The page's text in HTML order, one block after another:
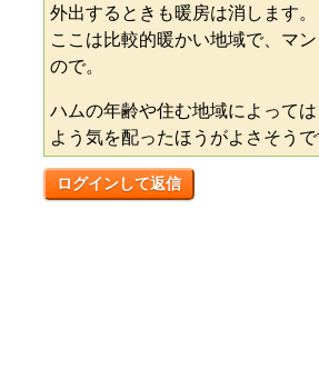
外出するときも暖房は消します。
ここは比較的暖かい地域で、マ
ので。
ハムの年齢や住む地域によって
よう気を配ったほうがよさそうで
ログインして返信